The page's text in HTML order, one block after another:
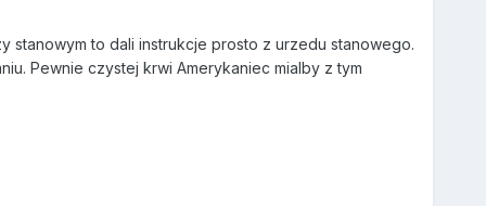
stanowym to dali instrukcje prosto z urzedu stanowego.
Pewnie czystej krwi Amerykaniec mialby z tym